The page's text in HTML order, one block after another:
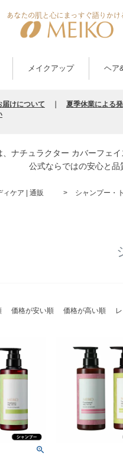
メイクアップ ヘア
けについて 夏季休業による
ナチュラクター カバーフェ
公式ならではの安心と品
ケア | 通販 シャンプー・
価格が安い順 価格が高い順